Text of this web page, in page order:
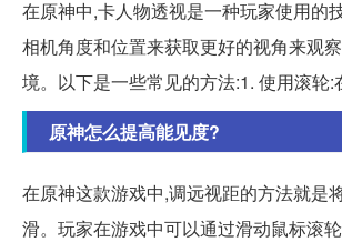
在原神中,卡人物透视是一种玩家使用的
相机角度和位置来获取更好的视角来观
境。以下是一些常见的方法:1. 使用滚轮:
原神怎么提高能见度?
在原神这款游戏中,调远视距的方法就是
滑。玩家在游戏中可以通过滑动鼠标滚